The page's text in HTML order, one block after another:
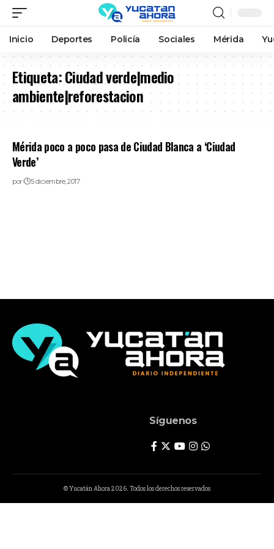
Inicio Deportes Policía Sociales Mérida
Etiqueta:Ciudad verde|medio
ambiente|reforestacion
Mérida poco a poco pasa de Ciudad Blanca a ‘Ciudad
Verde’
por 5 diciembre, 2017
Síguenos
© Yucatán Ahora 2026. Todos los derechos reservados